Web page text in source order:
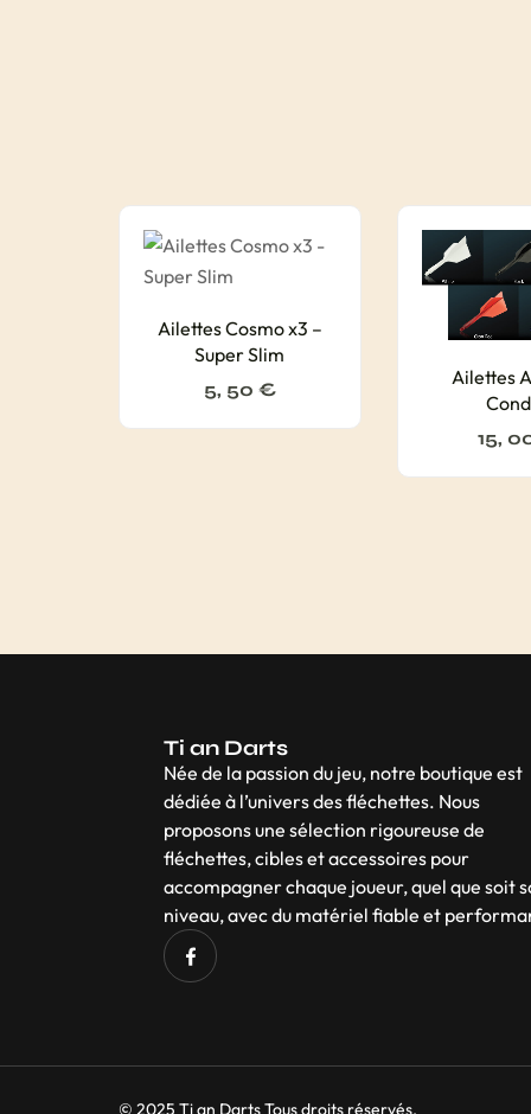
Ailettes Cosmo x3 –
Super Slim
5, 50 €
Ailettes
15,
Ti an Darts
Née de la passion du jeu, notre boutique est
dédiée à l’univers des fléchettes. Nous
proposons une sélection rigoureuse de
fléchettes, cibles et accessoires pour
accompagner chaque joueur, quel que soit
niveau, avec du matériel fiable et